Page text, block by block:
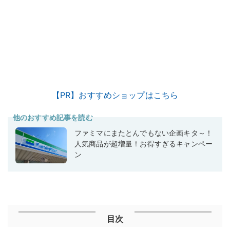
【PR】おすすめショップはこちら
他のおすすめ記事を読む
ファミマにまたとんでもない企画キタ～！
人気商品が超増量！お得すぎるキャンペー
ン
目次